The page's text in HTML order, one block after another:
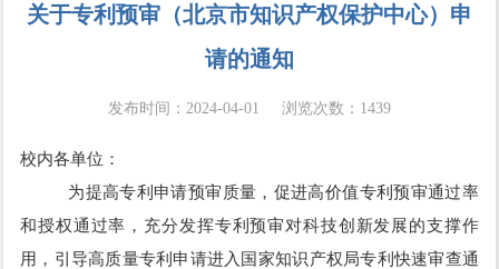
关于专利预审（北京市知识产权保护中心）申
请的通知
发布时间：2024-04-01 浏览次数： 1439
校内各单位：
为提高专利申请预审质量，促进高价值专利预审通过率
和授权通过率，充分发挥专利预审对科技创新发展的支撑作
用，引导高质量专利申请进入国家知识产权局专利快速审查通